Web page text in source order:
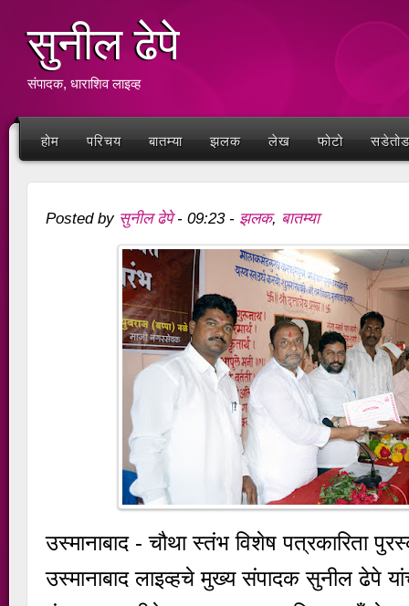
सुनील ढेपे
संपादक, धाराशिव लाइव्ह
होम परिचय बातम्या झलक लेख फोटो सडेतोड
Posted by सुनील ढेपे -09:23 - झलक, बातम्या
उस्मानाबाद - चौथा स्तंभ विशेष पत्रकारिता
उस्मानाबाद लाइव्हचे मुख्य संपादक सुनील ढेपे